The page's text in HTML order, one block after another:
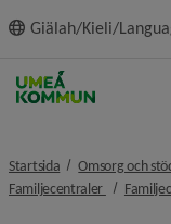
innehållet
Giälah/Kieli/
Startsida Omsorg och
Familjecentraler nivå i